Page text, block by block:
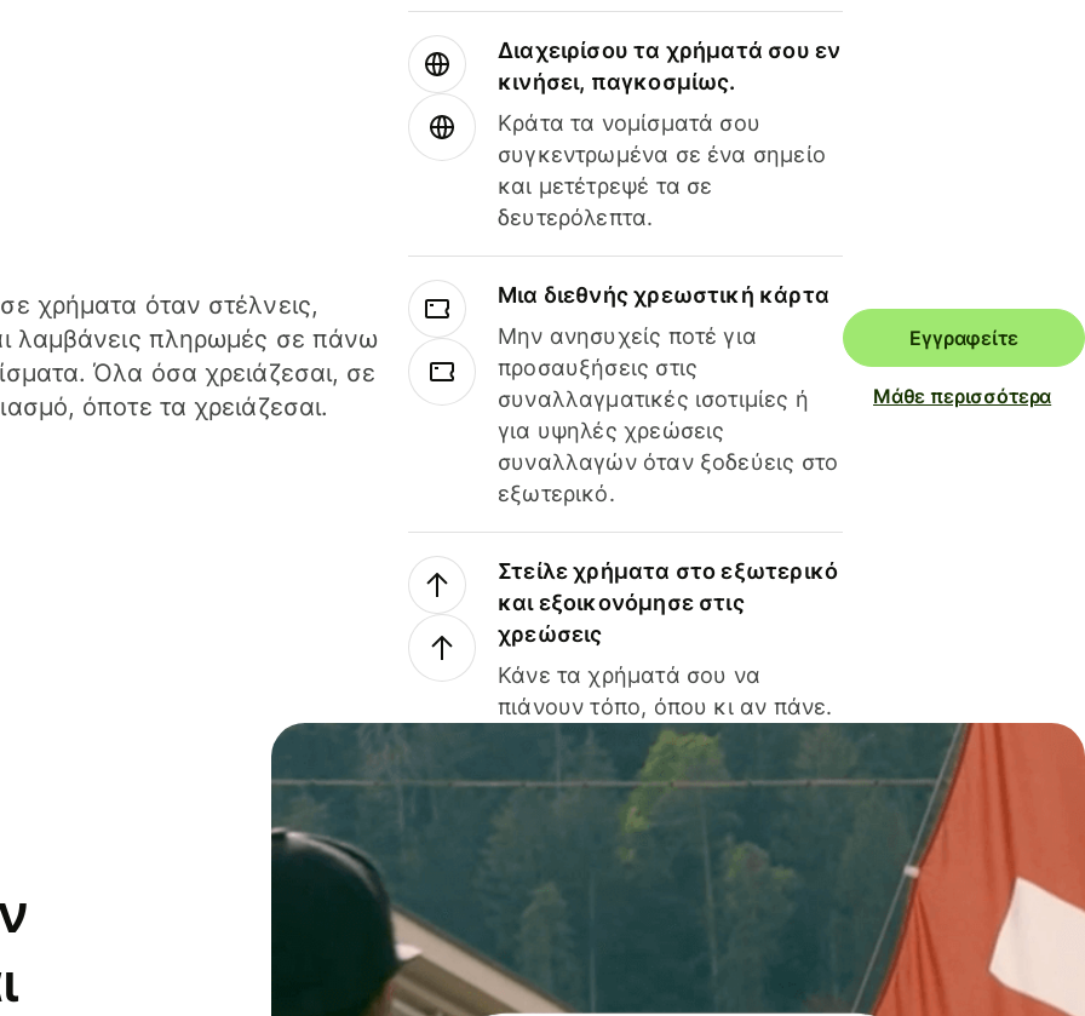
χρήματα όταν στέλνεις,
λαμβάνεις πληρωμές σε πάνω
Όλα όσα χρειάζεσαι, σε
όποτε τα χρειάζεσαι.
Διαχειρίσου τα χρήματά σου εν
κινήσει, παγκοσμίως.
Κράτα τα νομίσματά σου
συγκεντρωμένα σε ένα σημείο
και μετέτρεψέ τα σε
δευτερόλεπτα.
Μια διεθνής χρεωστική κάρτα
Μην ανησυχείς ποτέ για
προσαυξήσεις στις
συναλλαγματικές ισοτιμίες ή
για υψηλές χρεώσεις
συναλλαγών όταν ξοδεύεις στο
εξωτερικό.
Στείλε χρήματα στο εξωτερικό
και εξοικονόμησε στις
χρεώσεις
Κάνε τα χρήματά σου να
πιάνουν τόπο, όπου κι αν πάνε.
Εγγραφείτε
Μάθε περισσότερα